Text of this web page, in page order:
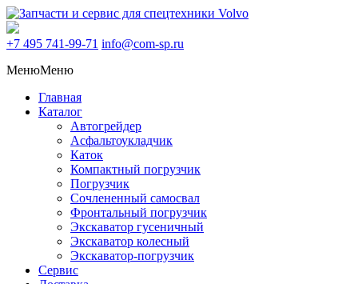
+7 495 741-99-71 info@com-sp.ru
МенюМеню
Главная
Каталог
Автогрейдер
Асфальтоукладчик
Каток
Компактный погрузчик
Погрузчик
Сочлененный самосвал
Фронтальный погрузчик
Экскаватор гусеничный
Экскаватор колесный
Экскаватор-погрузчик
Сервис